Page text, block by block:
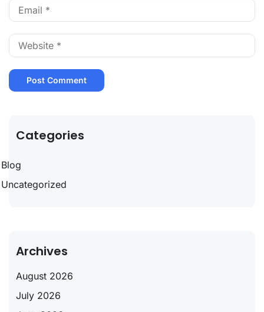
Categories
Blog
Uncategorized
Archives
August 2026
July 2026